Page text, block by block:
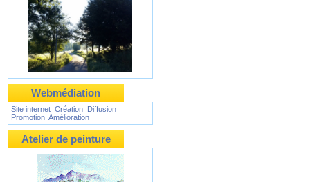
Webmédiation
Site internet Création Diffusion
Promotion Amélioration
Atelier de peinture